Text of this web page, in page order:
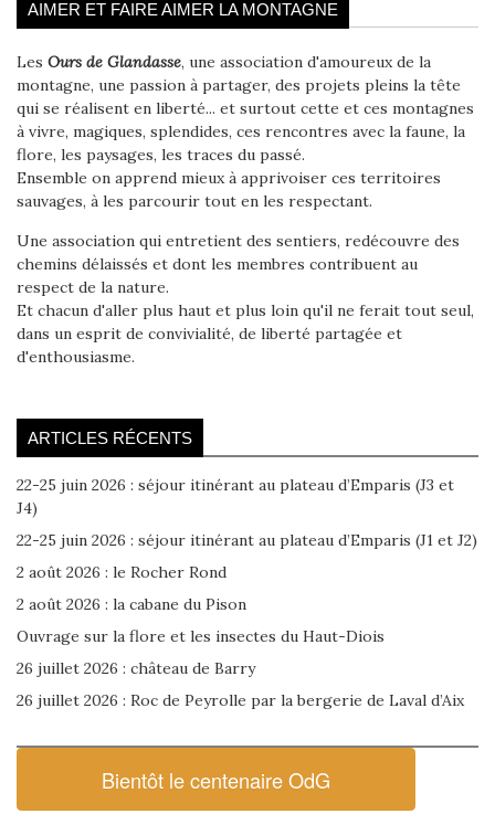
AIMER ET FAIRE AIMER LA MONTAGNE
Les Ours de Glandasse, une association d'amoureux de la
montagne, une passion à partager, des projets pleins la tête
qui se réalisent en liberté... et surtout cette et ces montagnes
à vivre, magiques, splendides, ces rencontres avec la faune, la
flore, les paysages, les traces du passé.
Ensemble on apprend mieux à apprivoiser ces territoires
sauvages, à les parcourir tout en les respectant.
Une association qui entretient des sentiers, redécouvre des
chemins délaissés et dont les membres contribuent au
respect de la nature.
Et chacun d'aller plus haut et plus loin qu'il ne ferait tout seul,
dans un esprit de convivialité, de liberté partagée et
d'enthousiasme.
ARTICLES RÉCENTS
22-25 juin 2026 : séjour itinérant au plateau d’Emparis (J3 et
J4)
22-25 juin 2026 : séjour itinérant au plateau d’Emparis (J1 et J2)
2 août 2026 : le Rocher Rond
2 août 2026 : la cabane du Pison
Ouvrage sur la flore et les insectes du Haut-Diois
26 juillet 2026 : château de Barry
26 juillet 2026 : Roc de Peyrolle par la bergerie de Laval d’Aix
Bientôt le centenaire OdG